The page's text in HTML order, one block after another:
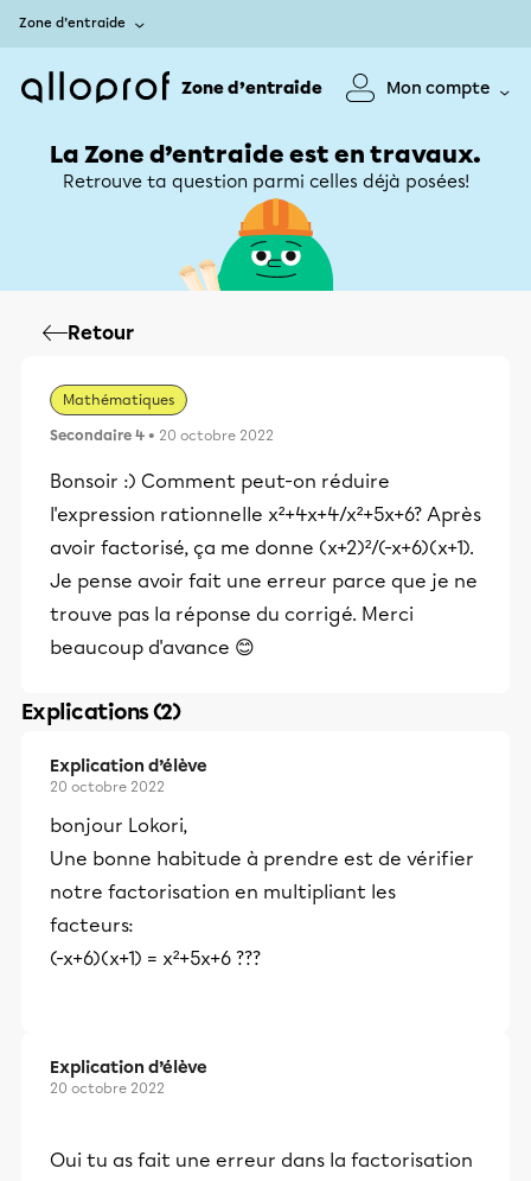
Zone d’entraide
Zone d’entraide Mon compte
La Zone d’entraide est en travaux.
Retrouve ta question parmi celles déjà posées!
Retour
Mathématiques
Secondaire 4 • 20 octobre 2022
Bonsoir :) Comment peut-on réduire
l'expression rationnelle x²+4x+4/x²+5x+6? Après
avoir factorisé, ça me donne (x+2)²/(-x+6)(x+1).
Je pense avoir fait une erreur parce que je ne
trouve pas la réponse du corrigé. Merci
beaucoup d'avance 😊
Explications (2)
Explication d’élève
20 octobre 2022
bonjour Lokori,
Une bonne habitude à prendre est de vérifier
notre factorisation en multipliant les
facteurs:
(-x+6)(x+1) = x²+5x+6 ???
Explication d’élève
20 octobre 2022
Oui tu as fait une erreur dans la factorisation